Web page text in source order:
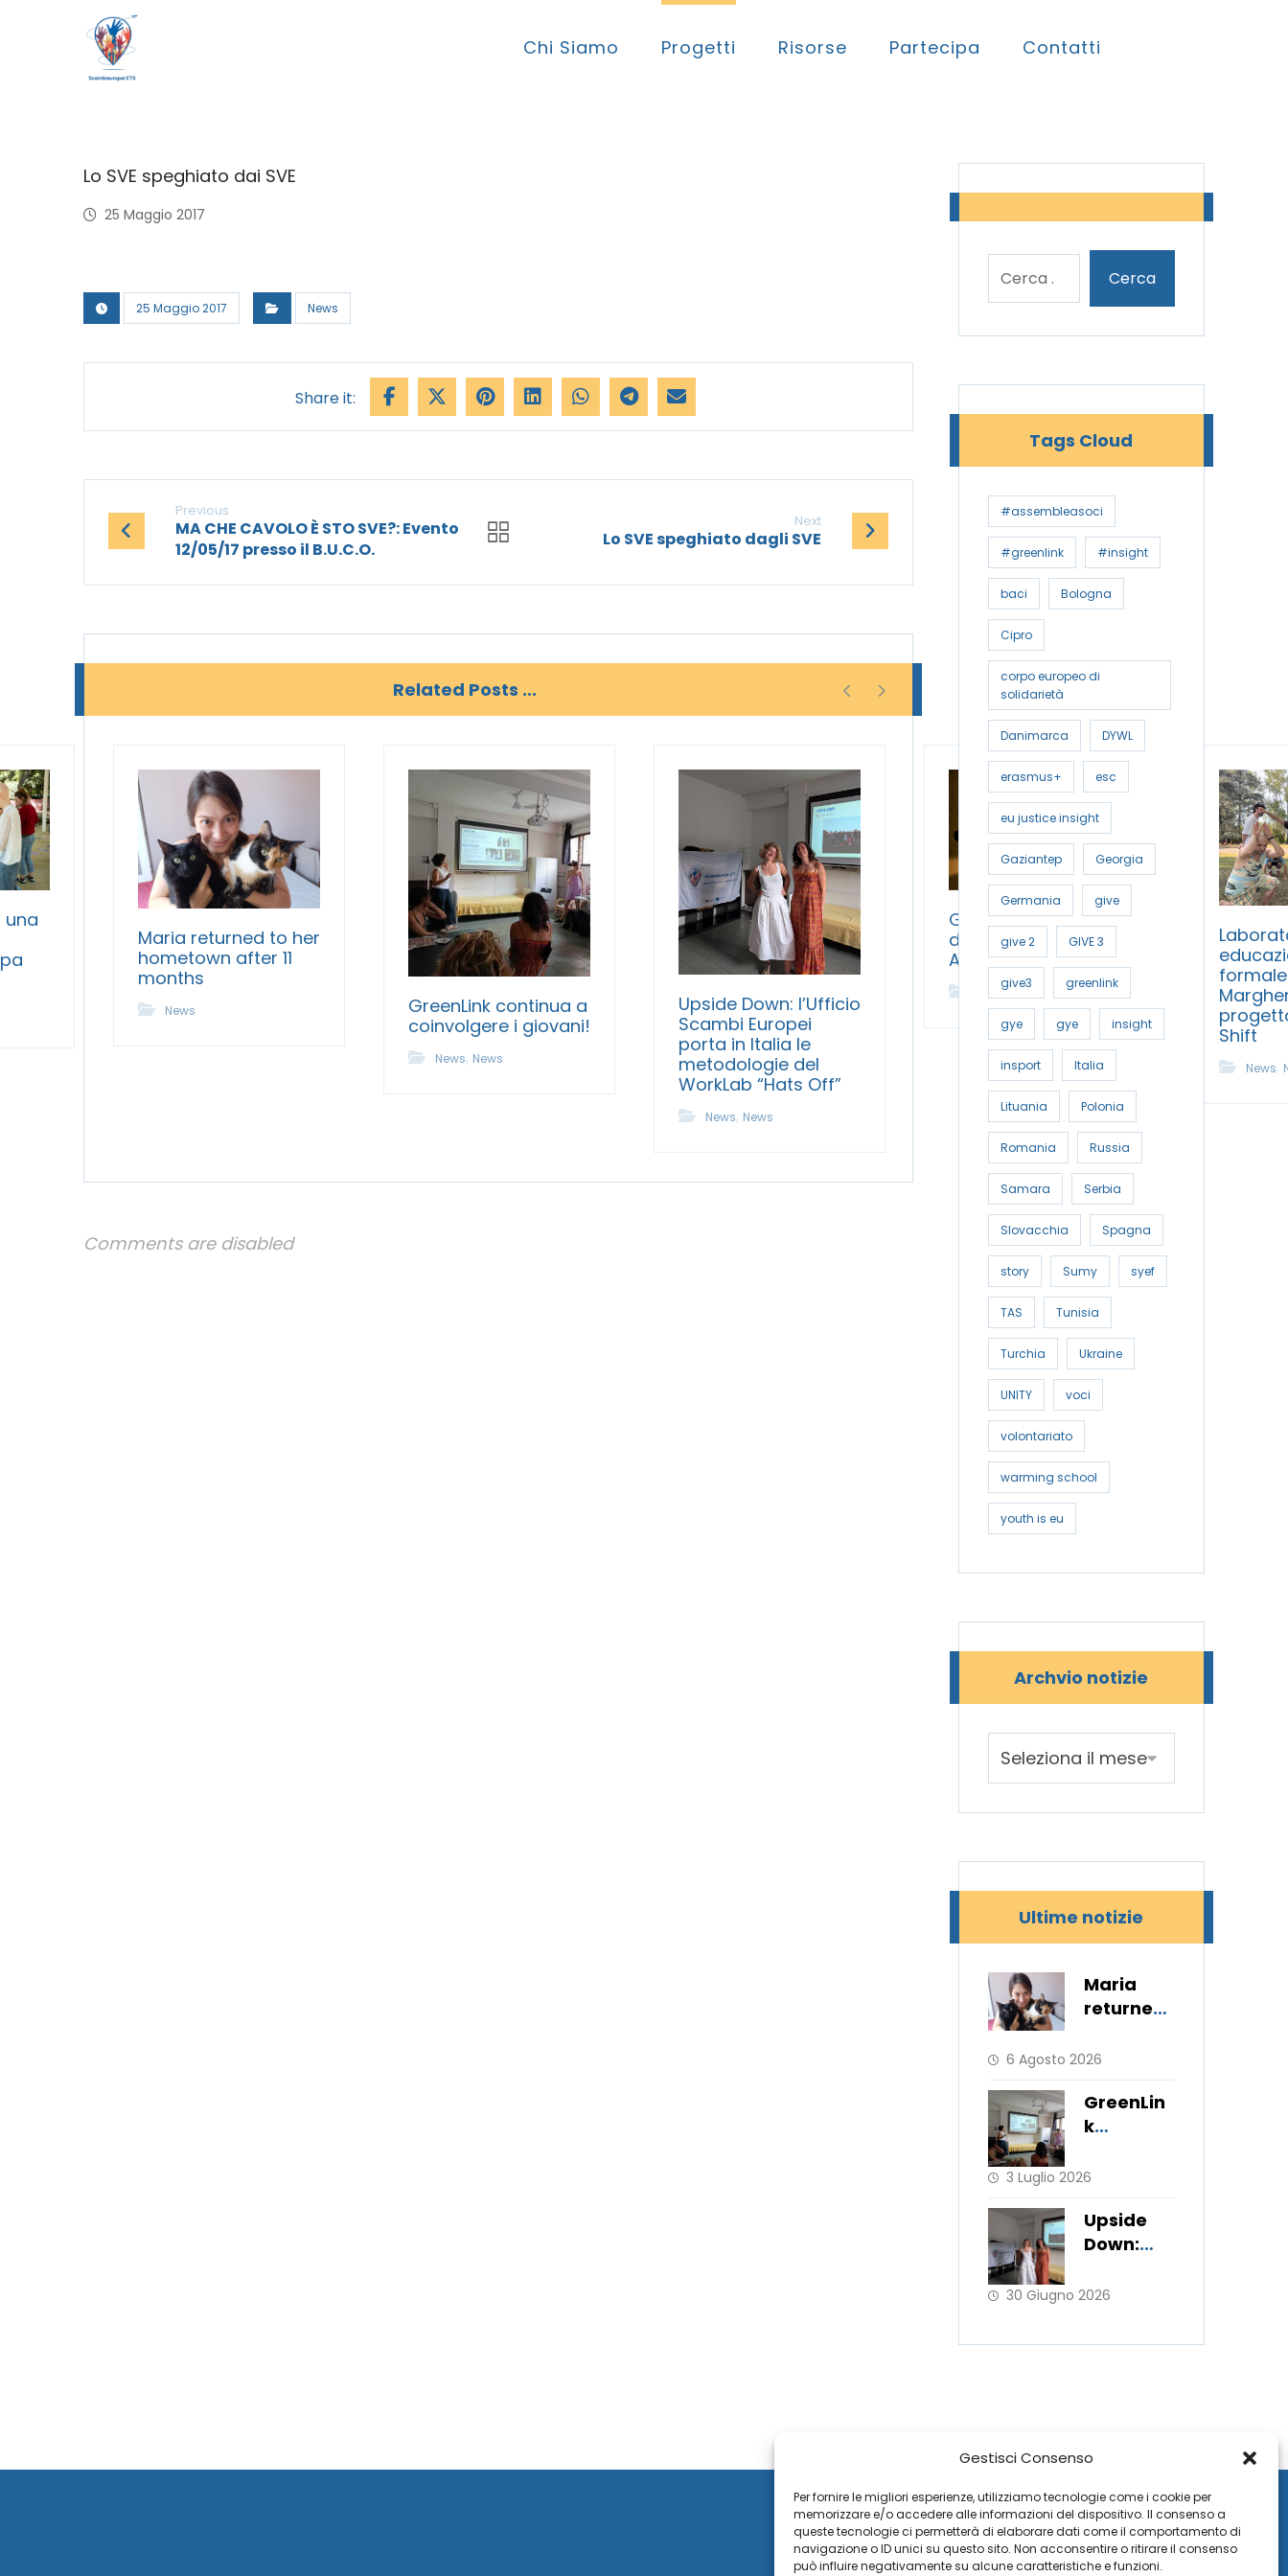
Gestisci Consenso
Per fornire le migliori esperienze, utilizziamo tecnologie come i cookie per
memorizzare e/o accedere alle informazioni del dispositivo. Il consenso a
queste tecnologie ci permetterà di elaborare dati come il comportamento di
navigazione o ID unici su questo sito. Non acconsentire o ritirare il consenso
può influire negativamente su alcune caratteristiche e funzioni.
Chi Siamo Progetti Risorse Partecipa Contatti
Lo SVE speghiato dai SVE
25 Maggio 2017
25 Maggio 2017 News
Previous
MA CHE CAVOLO È STO SVE?: Evento
12/05/17 presso il B.U.C.O.
Next
Lo SVE speghiato dagli SVE
Related Posts ...
una
Maria returned to her
hometown after 11
months
News
GreenLink continua a
coinvolgere i giovani!
News, News
Upside Down: l’Ufficio
Scambi Europei
porta in Italia le
metodologie del
WorkLab “Hats Off”
News, News
GreenLink – Podcast
degli Youth
Ambassador
News,News
Shift
News,
Comments are disabled
Tags Cloud
#assembleasoci
#greenlink #insight
baci Bologna
Cipro
corpo europeo di
solidarietà
Danimarca DYWL
erasmus+ esc
eu justice insight
Gaziantep Georgia
Germania give
give 2 GIVE 3
give3 greenlink
gye gye insight
insport Italia
Lituania Polonia
Romania Russia
Samara Serbia
Slovacchia Spagna
story Sumy syef
TAS Tunisia
Turchia Ukraine
UNITY voci
volontariato
warming school
youth is eu
Archvio notizie
Ultime notizie
Maria
returned
hometow
months
6 Agosto 2026
GreenLin
k
a
re i
giovani!
3 Luglio 2026
Upside
Down:
Scambi
porta in
“Hats
30 Giugno 2026